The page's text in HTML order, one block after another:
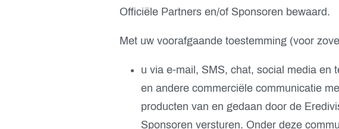
Officiële Partners en/of Sponsoren bewaard.
Met uw voorafgaande toestemming (voor
u via e-mail, SMS, chat, social media en
en andere commerciële communicatie
producten van en gedaan door de
Sponsoren versturen. Onder deze